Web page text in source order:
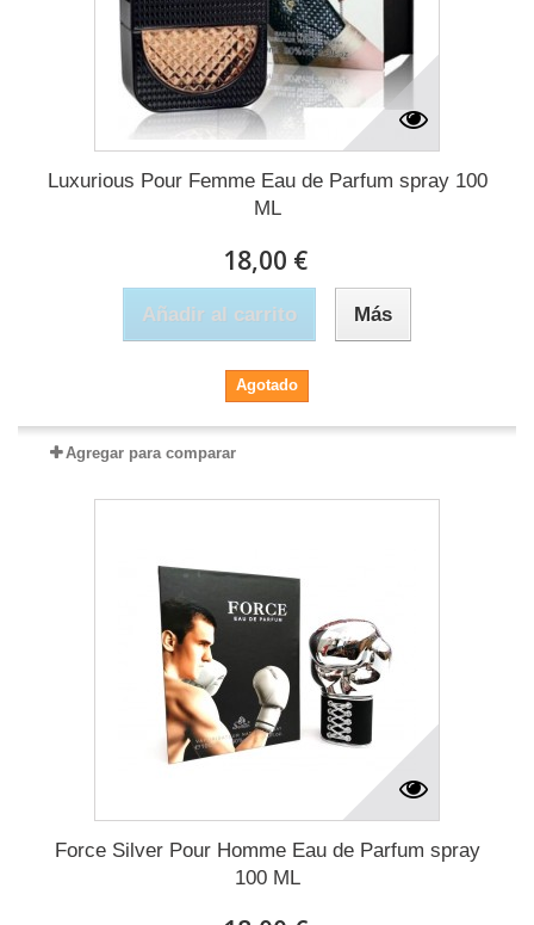
Luxurious Pour Femme Eau de Parfum spray 100
ML
18,00 €
Añadir al carrito Más
Agotado
Agregar para comparar
Force Silver Pour Homme Eau de Parfum spray
100 ML